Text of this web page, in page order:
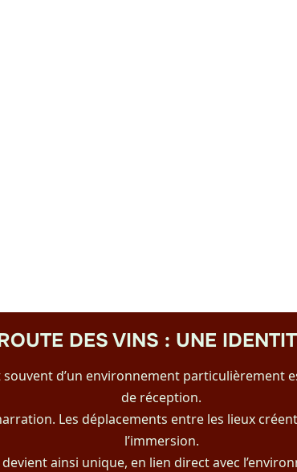
DES VINS : UNE
d’un environnement particulièrement
de réception.
Les déplacements entre les lieux
l’immersion.
ainsi unique, en lien direct avec